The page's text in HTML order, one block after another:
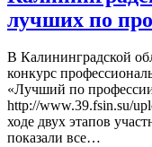
лучших по
В Калининградской
конкурс
«Лучший по
http://www.39.fsin.su/
ходе двух этапов
показали все…